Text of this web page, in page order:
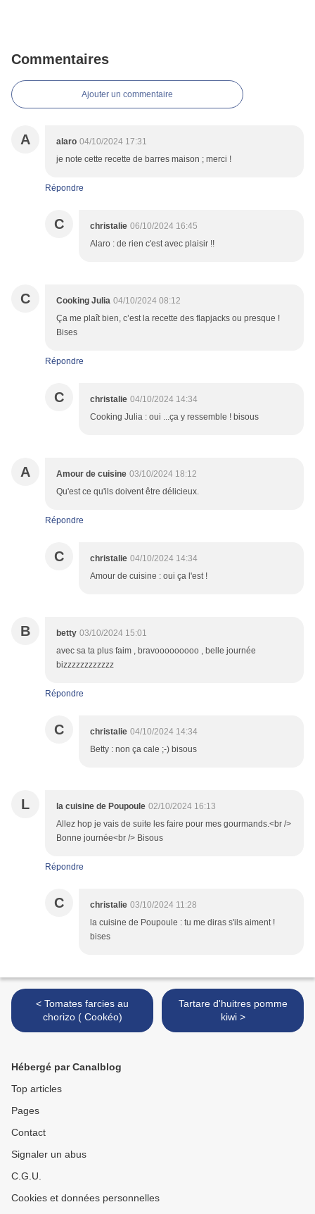
Commentaires
Ajouter un commentaire
A alaro 04/10/2024 17:31
je note cette recette de barres maison ; merci !
Répondre
C christalie 06/10/2024 16:45
Alaro : de rien c'est avec plaisir !!
C Cooking Julia 04/10/2024 08:12
Ça me plaît bien, c’est la recette des flapjacks ou presque !
Bises
Répondre
C christalie 04/10/2024 14:34
Cooking Julia : oui ...ça y ressemble ! bisous
A Amour de cuisine 03/10/2024 18:12
Qu'est ce qu'ils doivent être délicieux.
Répondre
C christalie 04/10/2024 14:34
Amour de cuisine : oui ça l'est !
B betty 03/10/2024 15:01
avec sa ta plus faim , bravooooooooo , belle journée
bizzzzzzzzzzzz
Répondre
C christalie 04/10/2024 14:34
Betty : non ça cale ;-) bisous
L la cuisine de Poupoule 02/10/2024 16:13
Allez hop je vais de suite les faire pour mes gourmands.<br />
Bonne journée<br /> Bisous
Répondre
C christalie 03/10/2024 11:28
la cuisine de Poupoule : tu me diras s'ils aiment !
bises
< Tomates farcies au
chorizo ( Cookéo)
Tartare d'huitres pomme
kiwi >
Hébergé par Canalblog
Top articles
Pages
Contact
Signaler un abus
C.G.U.
Cookies et données personnelles